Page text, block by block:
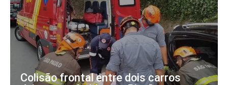
Colisão frontal entre dois carros